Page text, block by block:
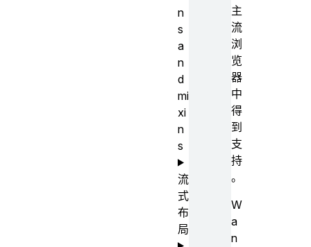
主
流
浏
览
器
中
得
到
支
持
。
W
a
n
n
s
a
n
d
mi
xi
n
s
流
式
布
局